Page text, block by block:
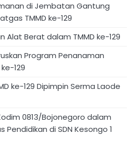
di Jembatan Gantung
TMMD ke-129
Alat Berat dalam TMMD ke-129
Program Penanaman
129
ke-129 Dipimpin Serma Laode
0813/Bojonegoro dalam
Pendidikan di SDN Kesongo 1